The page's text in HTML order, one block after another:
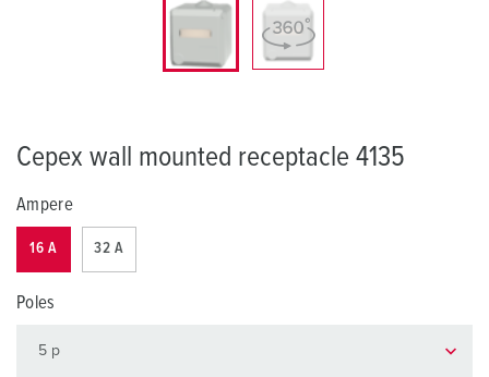
Cepex wall mounted receptacle 4135
Ampere
16 A 32 A
Poles